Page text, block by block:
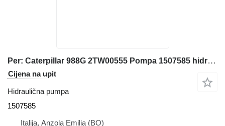
Per: Caterpillar 988G 2TW00555 Pompa 1507585 hidraulična pumpa za Caterpillar 988G 2TW00555 buldožera
Cijena na upit
Hidraulična pumpa
1507585
Italija, Anzola Emilia (BO)